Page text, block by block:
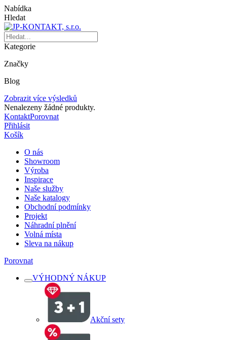
Nabídka
Hledat
Kategorie
Značky
Blog
Zobrazit více výsledků
Nenalezeny žádné produkty.
KontaktPorovnat
Přihlásit
Košík
O nás
Showroom
Výroba
Inspirace
Naše služby
Naše katalogy
Obchodní podmínky
Projekt
Náhradní plnění
Volná místa
Sleva na nákup
Porovnat
VÝHODNÝ NÁKUP
Akční sety